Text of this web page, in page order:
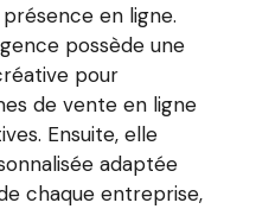
en ligne.
possède une
pour
de vente en ligne
Ensuite, elle
adaptée
chaque entreprise,